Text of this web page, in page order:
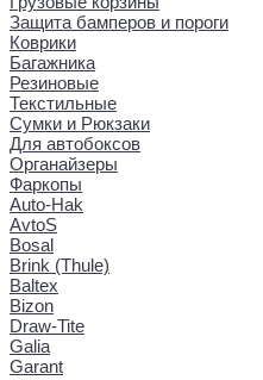
Защита бамперов и пороги
Коврики
Багажника
Резиновые
Текстильные
Сумки и Рюкзаки
Для автобоксов
Органайзеры
Фаркопы
Auto-Hak
AvtoS
Bosal
Brink (Thule)
Baltex
Bizon
Draw-Tite
Galia
Garant